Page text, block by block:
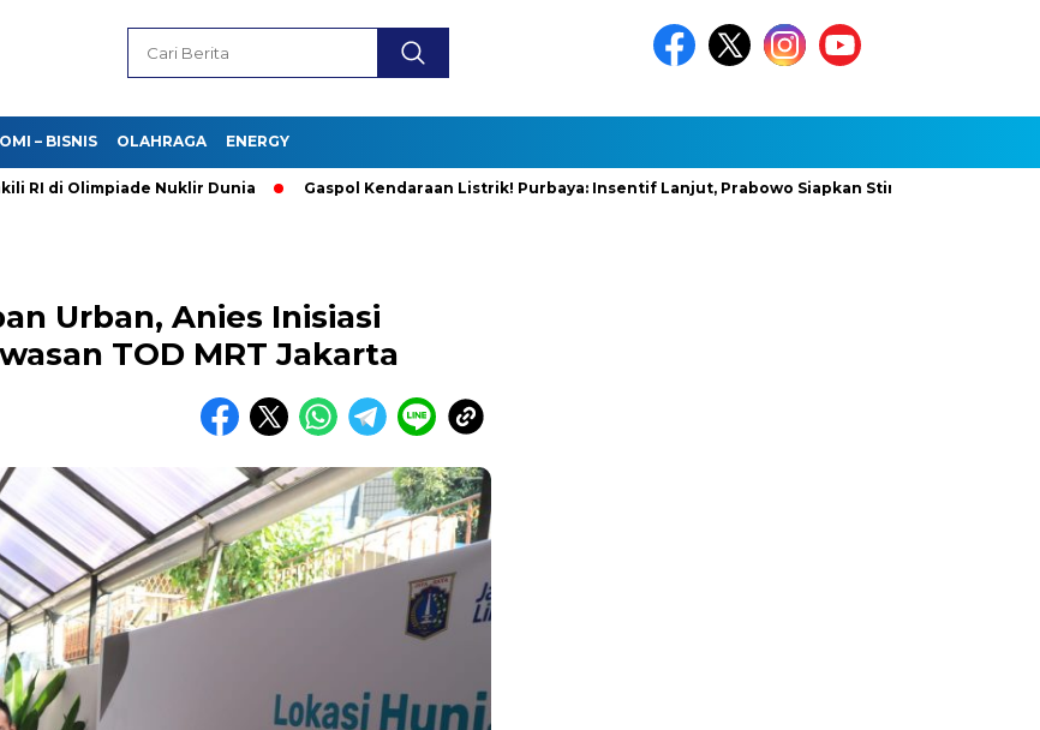
– BISNIS OLAHRAGA ENERGY
Nuklir Dunia Gaspol Kendaraan Listrik! Purbaya: Insentif Lanjut, Prabowo Siapkan Stimulus Baru
Urban, Anies Inisiasi
TOD MRT Jakarta